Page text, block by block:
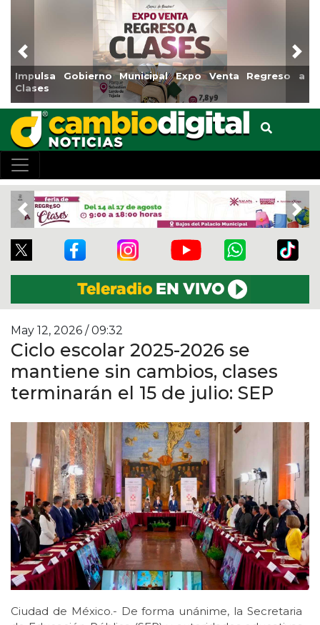
Venta Regreso a
Reabrirá Coatzacoalcos la Alberca
Centro
Previous
Previous
May 12, 2026 / 09:32
Ciclo escolar 2025-2026 se
mantiene sin cambios, clases
terminarán el 15 de julio: SEP
Ciudad de México.- De forma unánime, la Secretaria